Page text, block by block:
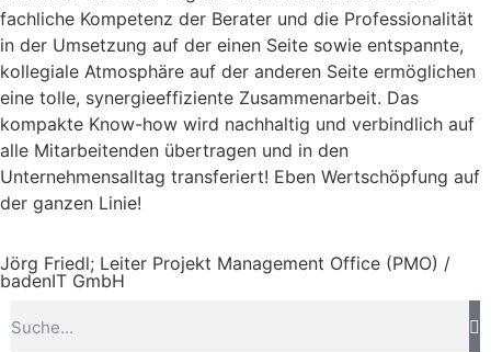
fachliche Kompetenz der Berater und die Professionalität
in der Umsetzung auf der einen Seite sowie entspannte,
kollegiale Atmosphäre auf der anderen Seite ermöglichen
eine tolle, synergieeffiziente Zusammenarbeit. Das
kompakte Know-how wird nachhaltig und verbindlich auf
alle Mitarbeitenden übertragen und in den
Unternehmensalltag transferiert! Eben Wertschöpfung auf
der ganzen Linie!
Jörg Friedl; Leiter Projekt Management Office (PMO) /
badenIT GmbH